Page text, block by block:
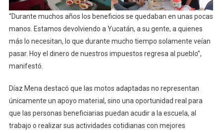
“Durante muchos años los beneficios se quedaban en unas pocas
manos. Estamos devolviendo a Yucatán, a su gente, a quienes
más lo necesitan, lo que durante mucho tiempo solamente veían
pasar. Hoy el dinero de nuestros impuestos regresa al pueblo”,
manifestó.
Díaz Mena destacó que las motos adaptadas no representan
únicamente un apoyo material, sino una oportunidad real para
que las personas beneficiarias puedan acudir a la escuela, al
trabajo o realizar sus actividades cotidianas con mejores